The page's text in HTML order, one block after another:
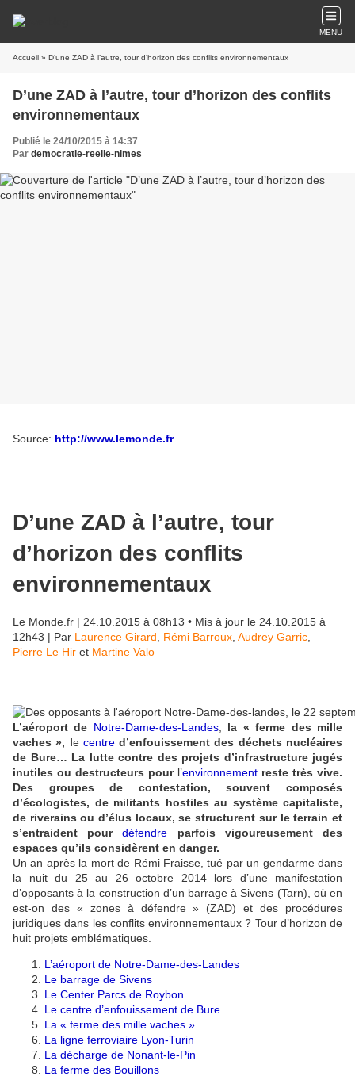
MENU
Accueil » D’une ZAD à l’autre, tour d’horizon des conflits environnementaux
D’une ZAD à l’autre, tour d’horizon des conflits
environnementaux
Publié le 24/10/2015 à 14:37
Par democratie-reelle-nimes
Source: http://www.lemonde.fr
D’une ZAD à l’autre, tour
d’horizon des conflits
environnementaux
Le Monde.fr | 24.10.2015 à 08h13 • Mis à jour le 24.10.2015 à
12h43 | Par Laurence Girard Rémi Barroux Audrey Garric
Pierre Le Hir et Martine Valo
L’aéroport de Notre-Dame-des-Landes,
la « ferme des mille
vaches », le centre d’enfouissement des déchets nucléaires
de Bure… La lutte contre des projets d’infrastructure jugés
inutiles ou destructeurs pourl’environnement reste très vive.
Des groupes de contestation, souvent composés
d’écologistes, de militants hostiles au système capitaliste,
de riverains ou d’élus locaux, se structurent sur le terrain et
s’entraident pourdéfendre
parfois vigoureusement des
espaces qu’ils considèrent en danger.
Un an après la mort de Rémi Fraisse, tué par un gendarme dans
la nuit du 25 au 26 octobre 2014 lors d’une manifestation
d’opposants à la construction d’un barrage à Sivens (Tarn), où en
est-on des « zones à défendre » (ZAD) et des procédures
juridiques dans les conflits environnementaux ? Tour d’horizon de
huit projets emblématiques.
L’aéroport de Notre-Dame-des-Landes
Le barrage de Sivens
Le Center Parcs de Roybon
Le centre d’enfouissement de Bure
La « ferme des mille vaches »
La ligne ferroviaire Lyon-Turin
La décharge de Nonant-le-Pin
La ferme des Bouillons